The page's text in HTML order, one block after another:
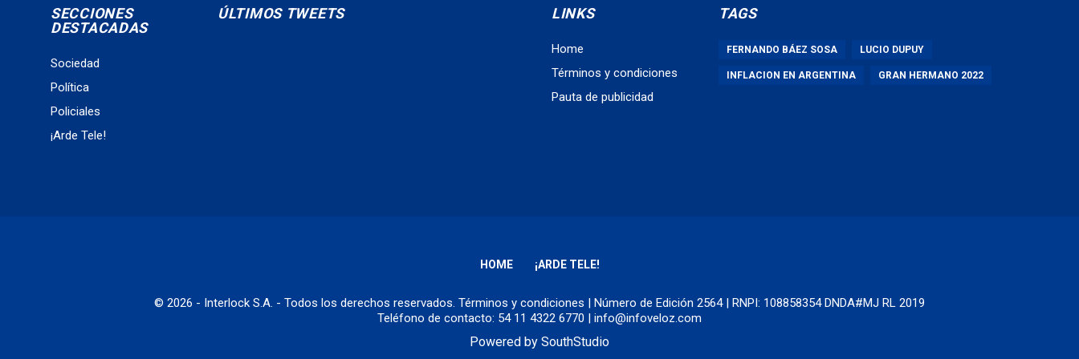
SECCIONES
DESTACADAS
Sociedad
Política
Policiales
¡Arde Tele!
ÚLTIMOS TWEETS LINKS
Home
Términos y condiciones
Pauta de publicidad
TAGS
FERNANDO BÁEZ SOSA LUCIO DUPUY
INFLACION EN ARGENTINA GRAN HERMANO 2022
HOME ¡ARDE TELE!
© 2026 - Interlock S.A. - Todos los derechos reservados. Términos y condiciones | Número de Edición 2564 | RNPI: 108858354 DNDA#MJ RL 2019
Teléfono de contacto: 54 11 4322 6770 | info@infoveloz.com
Powered by SouthStudio